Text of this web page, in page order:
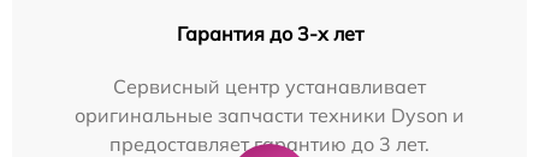
Гарантия до 3-х лет
Сервисный центр устанавливает
оригинальные запчасти техники Dyson и
предоставляет гарантию до 3 лет.